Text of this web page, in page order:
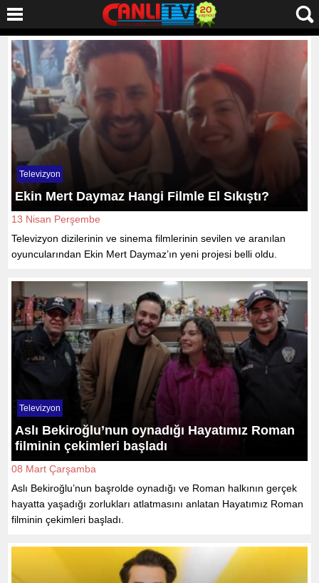
Televizyon
Ekin Mert Daymaz Hangi Filmle El Sıkıştı?
13 Nisan Perşembe
Televizyon dizilerinin ve sinema filmlerinin sevilen ve aranılan
oyuncularından Ekin Mert Daymaz’ın yeni projesi belli oldu.
Televizyon
Aslı Bekiroğlu’nun oynadığı Hayatımız Roman
filminin çekimleri başladı
08 Mart Çarşamba
Aslı Bekiroğlu’nun başrolde oynadığı ve Roman halkının gerçek
hayatta yaşadığı zorlukları atlatmasını anlatan Hayatımız Roman
filminin çekimleri başladı.